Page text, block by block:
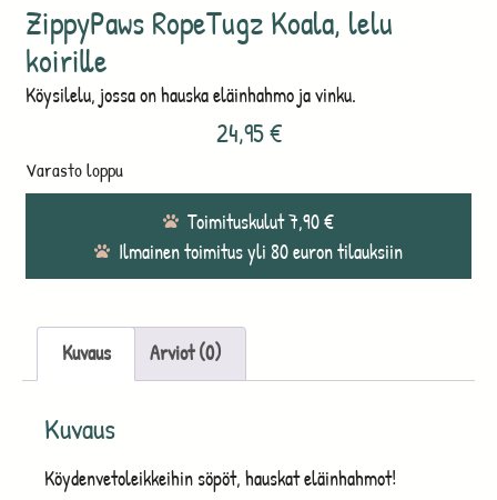
ZippyPaws RopeTugz Koala, lelu
koirille
Köysilelu, jossa on hauska eläinhahmo ja vinku.
24,95€
Varasto loppu
Toimituskulut 7,90 €
Ilmainen toimitus yli 80 euron tilauksiin
Kuvaus Arviot (0)
Kuvaus
Köydenvetoleikkeihin söpöt, hauskat eläinhahmot!